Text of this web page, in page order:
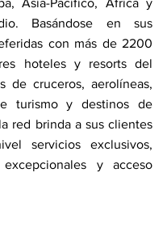
Asia-Pacífico, África y
Basándose en sus
con más de 2200
hoteles y resorts del
de cruceros, aerolíneas,
turismo y destinos de
red brinda a sus clientes
servicios exclusivos,
excepcionales y acceso